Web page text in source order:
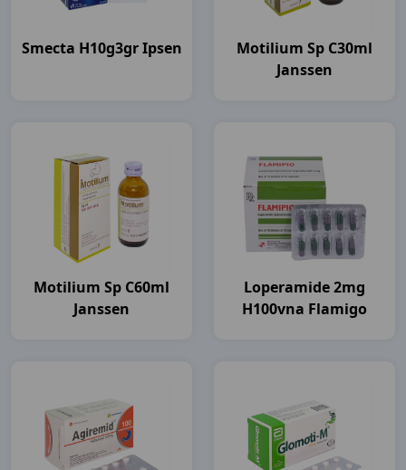
Smecta H10g3gr Ipsen
Motilium Sp C30ml
Janssen
Motilium Sp C60ml
Janssen
Loperamide 2mg
H100vna Flamigo